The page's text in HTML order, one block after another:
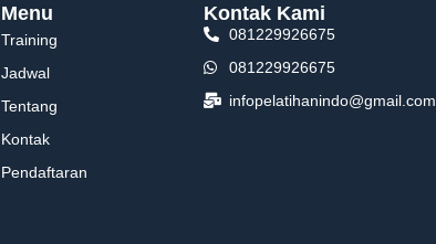
Menu
Training
Jadwal
Tentang
Kontak
Pendaftaran
Kontak Kami
081229926675
081229926675
infopelatihanindo@gmail.com